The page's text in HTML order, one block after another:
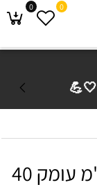
0 0
מדפים צורת ר' 380/180 ס"מ עומק 40